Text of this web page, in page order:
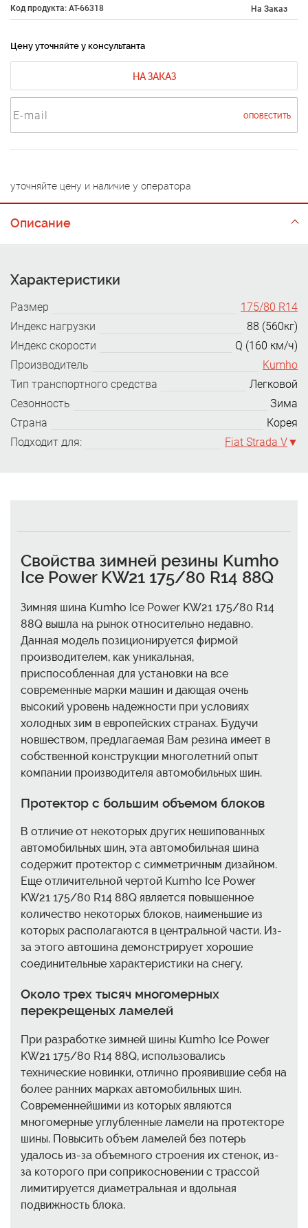
Код продукта: AT-66318 На Заказ
Цену уточняйте у консультанта
НА ЗАКАЗ
ОПОВЕСТИТЬ
уточняйте цену и наличие у оператора
Описание
Характеристики
Размер
175/80 R14
Индекс нагрузки
88 (560кг)
Индекс скорости
Q (160 км/ч)
Производитель
Kumho
Тип транспортного средства
Легковой
Сезонность
Зима
Страна
Корея
Подходит для:
Fiat Strada V
Свойства зимней резины Kumho
Ice Power KW21 175/80 R14 88Q
Зимняя шина Kumho Ice Power KW21 175/80 R14
88Q вышла на рынок относительно недавно.
Данная модель позиционируется фирмой
производителем, как уникальная,
приспособленная для установки на все
современные марки машин и дающая очень
высокий уровень надежности при условиях
холодных зим в европейских странах. Будучи
новшеством, предлагаемая Вам резина имеет в
собственной конструкции многолетний опыт
компании производителя автомобильных шин.
Протектор с большим объемом блоков
В отличие от некоторых других нешипованных
автомобильных шин, эта автомобильная шина
содержит протектор с симметричным дизайном.
Еще отличительной чертой Kumho Ice Power
KW21 175/80 R14 88Q является повышенное
количество некоторых блоков, наименьшие из
которых располагаются в центральной части. Из-
за этого автошина демонстрирует хорошие
соединительные характеристики на снегу.
Около трех тысяч многомерных
перекрещеных ламелей
При разработке зимней шины Kumho Ice Power
KW21 175/80 R14 88Q, использовались
технические новинки, отлично проявившие себя на
более ранних марках автомобильных шин.
Современнейшими из которых являются
многомерные углубленные ламели на протекторе
шины. Повысить объем ламелей без потерь
удалось из-за объемного строения их стенок, из-
за которого при соприкосновении с трассой
лимитируется диаметральная и вдольная
подвижность блока.